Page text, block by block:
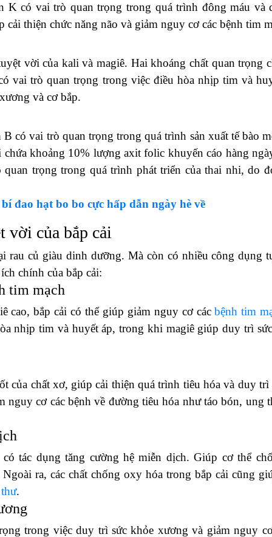
K có vai trò quan trọng trong quá trình đông máu và
thiện chức năng não và giảm nguy cơ các bệnh tim
vời của kali và magiê. Hai khoáng chất quan trọng
vai trò quan trọng trong việc điều hòa nhịp tim và
và cơ bắp.
có vai trò quan trọng trong quá trình sản xuất tế bào
chứa khoảng 10% lượng axit folic khuyến cáo hàng
trọng trong quá trình phát triển của thai nhi, do
đao hạt bo bo cực hấp dẫn ngày hè về
vời của bắp cải
rau củ giàu dinh dưỡng. Mà còn có nhiều công dụng
chính của bắp cải:
tim mạch
cao, bắp cải có thể giúp giảm nguy cơ cácbệnh tim
nhịp tim và huyết áp, trong khi magiê giúp duy trì
của chất xơ, giúp cải thiện quá trình tiêu hóa và duy trì
nguy cơ các bệnh về đường tiêu hóa như táo bón, ung
tác dụng tăng cường hệ miễn dịch. Giúp cơ thể
ra, các chất chống oxy hóa trong bắp cải cũng
.
trong việc duy trì sức khỏe xương và giảm nguy